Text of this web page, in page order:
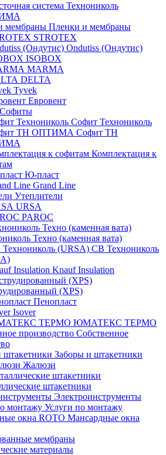
система Технониколь
Пленки и мембраны
STROTEX
Ondutiss (Ондутис)
ISOBOX
MARMA
DELTA
Tyvek
Евровент
Софиты
Софит Технониколь
Софит ТН
Комплектация к
Ю-пласт
Grand Line
Утеплители
URSA
PAROC
Техно (каменная вата)
СВ Технониколь
Knauf Insulation
(XPS)
Пенопласт
Isover
ЮМАТЕКС ТЕРМО
Собственное
Заборы и штакетники
Жалюзи
штакетники
Электроинструменты
Услуги по монтажу
Мансардные окна
мембраны
материалы